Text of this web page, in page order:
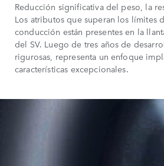
Reducción significativa del peso, la
Los atributos que superan los límites
conducción están presentes en la
del SV. Luego de tres años de
rigurosas, representa un enfoque
características excepcionales.